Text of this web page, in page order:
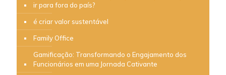
ir para fora do país?
é criar valor sustentável
Family Office
Gamificação: Transformando o Engajamento dos
Funcionários em uma Jornada Cativante